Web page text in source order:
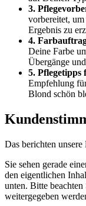
3.
vorbereitet,
Ergebnis zu
4.
Deine Farbe
Übergänge
5. Pflegetipps
Empfehlung
Blond schön
Das berichten
Sie sehen gerade
den eigentlichen
unten. Bitte
weitergegeben